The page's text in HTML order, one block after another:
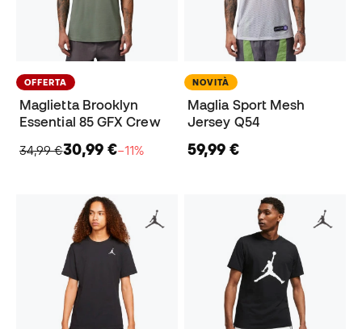
OFFERTA
Maglietta Brooklyn
Essential 85 GFX Crew
34,99 €30,99 €−11%
NOVITÀ
Maglia Sport Mesh
Jersey Q54
59,99 €